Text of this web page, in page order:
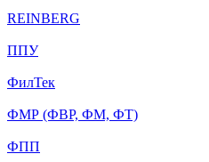
REINBERG
ППУ
ФилТек
ФМР (ФВР, ФМ, ФТ)
ФПП